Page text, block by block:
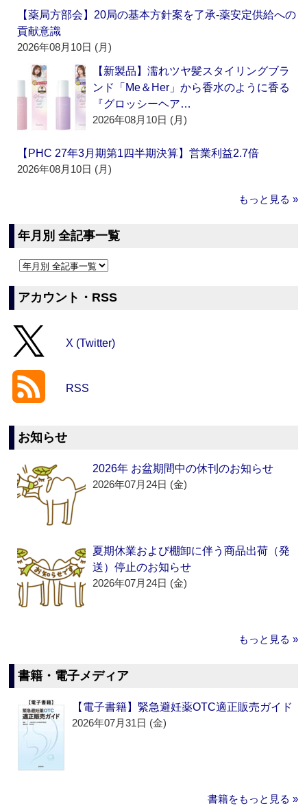
【薬局方部会】20局の基本方針案を了承‐薬安定供給への
貢献意識
2026年08月10日 (月)
【新製品】濡れツヤ髪スタイリングブラ
ンド「Me＆Her」から香水のように香る
『グロッシーヘア…
2026年08月10日 (月)
【PHC 27年3月期第1四半期決算】営業利益2.7倍
2026年08月10日 (月)
もっと見る »
年月別 全記事一覧
アカウント・RSS
X (Twitter)
RSS
お知らせ
2026年 お盆期間中の休刊のお知らせ
2026年07月24日 (金)
夏期休業および棚卸に伴う商品出荷（発
送）停止のお知らせ
2026年07月24日 (金)
もっと見る »
書籍・電子メディア
【電子書籍】緊急避妊薬OTC適正販売ガイド
2026年07月31日 (金)
書籍をもっと見る »